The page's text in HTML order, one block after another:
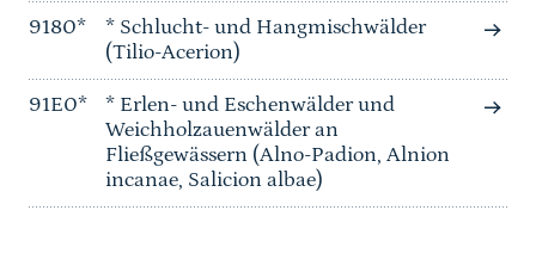
9180*
* Schlucht- und Hangmischwälder
(Tilio-Acerion)
91E0*
* Erlen- und Eschenwälder und
Weichholzauenwälder an
Fließgewässern (Alno-Padion, Alnion
incanae, Salicion albae)